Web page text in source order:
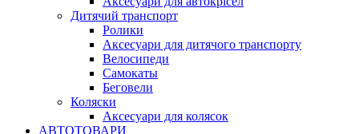
Дитячий транспорт
Ролики
Аксесуари для дитячого транспорту
Велосипеди
Самокаты
Беговели
Коляски
Аксесуари для колясок
АВТОТОВАРИ